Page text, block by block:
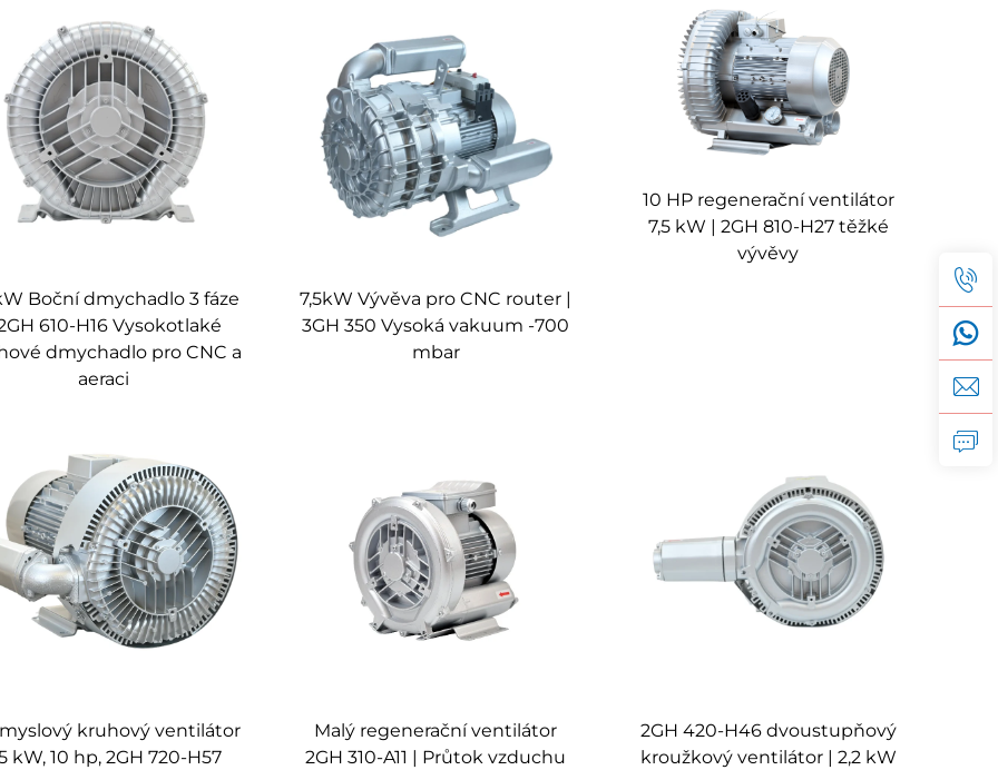
komponenty ve vakuové komoře, čímž se eliminuje opotřebení a zajišťuje mimořádná životnost. Tento
vytváří zcela čisté vakuové sání bez rizika kontaminace olejem. To činí Vortex vakuové čerpadlo ideálním
nabízí Vortex vakuové čerpadlo nevídanou spolehlivost a schopnost nepřetržitého provozu, a to i v
vzduchu prostřednictvím pokročilé aerodynamické konstrukce, čímž minimalizuje spotřebu energie při
hluku ve srovnání s tradičními vakuovými čerpadly, což ho činí vhodným pro aplikace citlivé na hluk.
vakua bez potřeby náběhu, což zajišťuje rychlou odezvu systému a zvýšenou produktivitu.
komory a trysky, které vytvářejí optimalizované vířivé proudy, čímž zajišťuje efektivní generování vakua při
CNC, aby byly dodrženy přesné tolerance u kritických komponent, což zaručuje stálý výkon a stabilitu
Boční dmychadlo 3 fáze
610-H16 Vysokotlaké
dmychadlo pro CNC a
aeraci
7,5kW Vývěva pro CNC router |
3GH 350 Vysoká vakuum -700
mbar
10 HP regenerační ventilátor
7,5 kW | 2GH 810-H27 těžké
vývěvy
kruhový ventilátor
kW, 10 hp, 2GH 720-H57
Malý regenerační ventilátor
2GH 310-A11 | Průtok vzduchu
2GH 420-H46 dvoustupňový
kroužkový ventilátor | 2,2 kW